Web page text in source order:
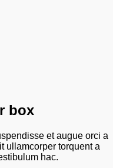
box
et augue orci a
ullamcorper torquent a
hac.